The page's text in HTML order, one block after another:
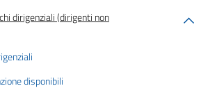
dirigenziali (dirigenti non
disponibili